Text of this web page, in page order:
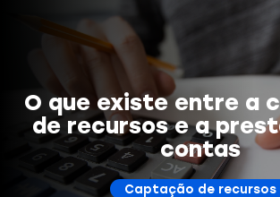
O que existe entre a
de recursos e a
contas
Captação de recursos